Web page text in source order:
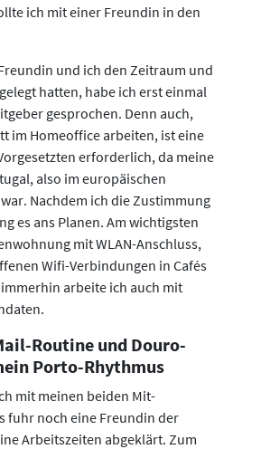
ich mit einer Freundin in den
und ich den Zeitraum und
hatten, habe ich erst einmal
gesprochen. Denn auch,
im Homeoffice arbeiten, ist eine
erforderlich, da meine
also im europäischen
Nachdem ich die Zustimmung
es ans Planen. Am wichtigsten
mit WLAN-Anschluss,
Wifi-Verbindungen in Cafés
arbeite ich auch mit
Routine und Douro-
Porto-Rhythmus
mit meinen beiden Mit-
fuhr noch eine Freundin der
Arbeitszeiten abgeklärt. Zum